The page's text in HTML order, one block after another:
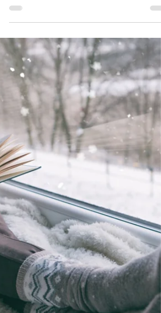
Janvier est souvent un mois calme en immobilier.
de transmission en famille. Pas parce qu’il y a
urgence. Mais parce que les fêtes ont ravivé les
discussions, les souvenirs, les inquiétudes aussi.
Et parce qu’on se rend compte, en parlant
patrimoine, que beaucoup de choses peuvent se
préparer bien avant qu’il ne soit trop tard.